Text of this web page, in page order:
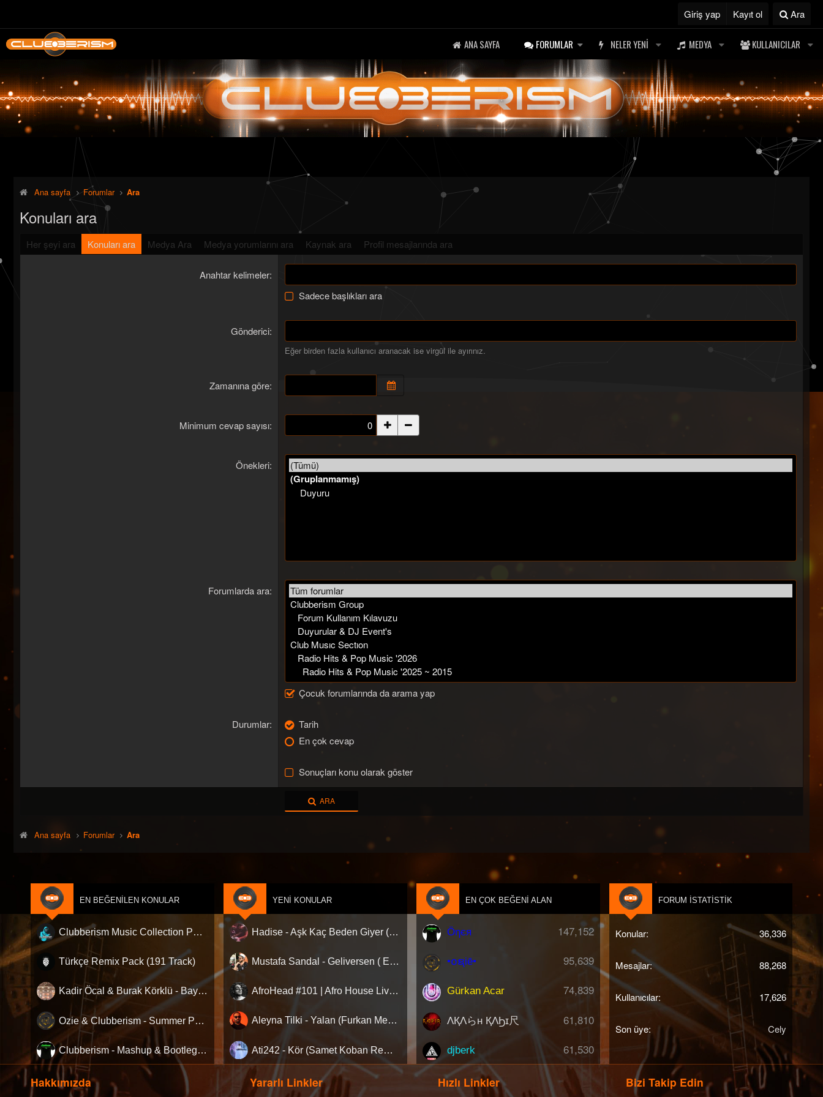
Giriş yap Kayıt ol Ara
ANA SAYFA FORUMLAR NELER YENI MEDYA KULLANICILAR
Ana sayfa Forumlar Ara
Konuları ara
Her şeyi ara Konuları ara Medya Ara Medya yorumlarını ara Kaynak ara Profil mesajlarında ara
Anahtar kelimeler
Sadece başlıkları ara
Gönderici
Eğer birden fazla kullanıcı aranacak ise virgül ile ayırınız.
Zamanına göre
Minimum cevap sayısı
Önekleri
Forumlarda ara
Çocuk forumlarında da arama yap
Durumlar
Tarih
En çok cevap
Sonuçları konu olarak göster
ARA
Ana sayfa Forumlar Ara
EN BEĞENILEN KONULAR
Clubberism Music Collection Pack Vol. 4 | by ʍ͝ʌʀco͜ ʌɴϯσɴio ҇
Türkçe Remix Pack (191 Track)
Kadir Öcal & Burak Körklü - Bayrama Özel Pack
Ozie & Clubberism - Summer Pack Vol.1
Clubberism - Mashup & Bootleg Pack
YENI KONULAR
Hadise - Aşk Kaç Beden Giyer (Deniz Savaş Remix) Afro House
Mustafa Sandal - Geliversen ( Emre Serin Remix )
AfroHead #101 | Afro House Live Set 2026 (Mixed by Kemal Özgür) No Jingle
Aleyna Tilki - Yalan (Furkan Mengi & Auş Remix) [Extended]
Ati242 - Kör (Samet Koban Remix)
EN ÇOK BEĞENI ALAN
147,152
Öηєя
95,639
•໐ຊiē•
74,839
Gürkan Acar
61,810
ΛҚΛらн ҚΛϦɪ尺
61,530
djberk
FORUM İSTATISTIK
Konular 36,336
Mesajlar 88,268
Kullanıcılar 17,626
Son üye Cely
Hakkımızda Yararlı Linkler Hızlı Linkler Bizi Takip Edin